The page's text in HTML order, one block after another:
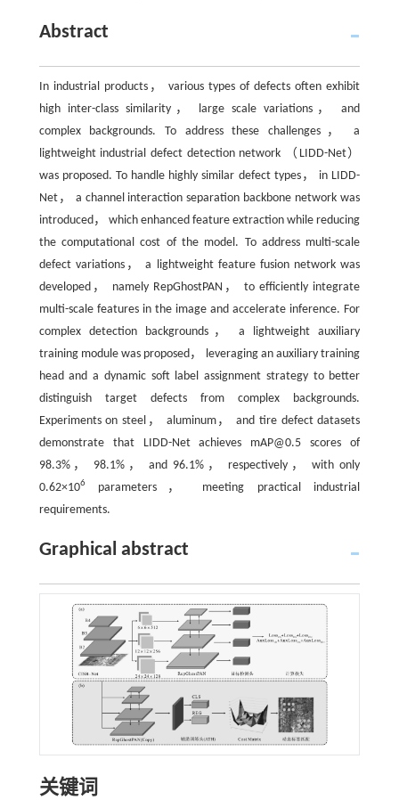
Abstract
In industrial products， various types of defects often exhibit
high inter-class similarity， large scale variations， and
complex backgrounds. To address these challenges， a
lightweight industrial defect detection network （LIDD-Net）
was proposed. To handle highly similar defect types， in LIDD-
Net， a channel interaction separation backbone network was
introduced， which enhanced feature extraction while reducing
the computational cost of the model. To address multi-scale
defect variations， a lightweight feature fusion network was
developed， namely RepGhostPAN， to efficiently integrate
multi-scale features in the image and accelerate inference. For
complex detection backgrounds， a lightweight auxiliary
training module was proposed， leveraging an auxiliary training
head and a dynamic soft label assignment strategy to better
distinguish target defects from complex backgrounds.
Experiments on steel， aluminum， and tire defect datasets
demonstrate that LIDD-Net achieves mAP@0.5 scores of
98.3%， 98.1%， and 96.1%， respectively， with only
0.62×106parameters， meeting practical industrial
requirements.
Graphical abstract
关键词